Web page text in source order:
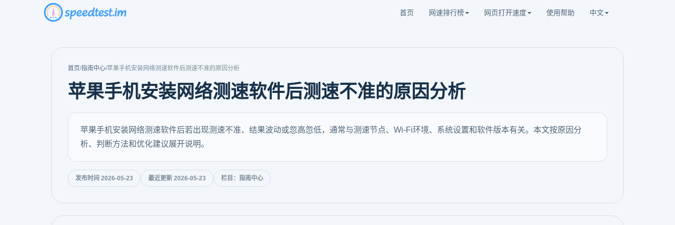
首页 网速排行榜 网页打开速度 使用帮助 中文
首页/指南中心/苹果手机安装网络测速软件后测速不准的原因分析
苹果手机安装网络测速软件后测速不准的原因分析
苹果手机安装网络测速软件后若出现测速不准、结果波动或忽高忽低，通常与测速节点、Wi-Fi环境、系统设置和软件版本有关。本文按原因分
析、判断方法和优化建议展开说明。
发布时间 2026-05-23 最近更新 2026-05-23 栏目：指南中心